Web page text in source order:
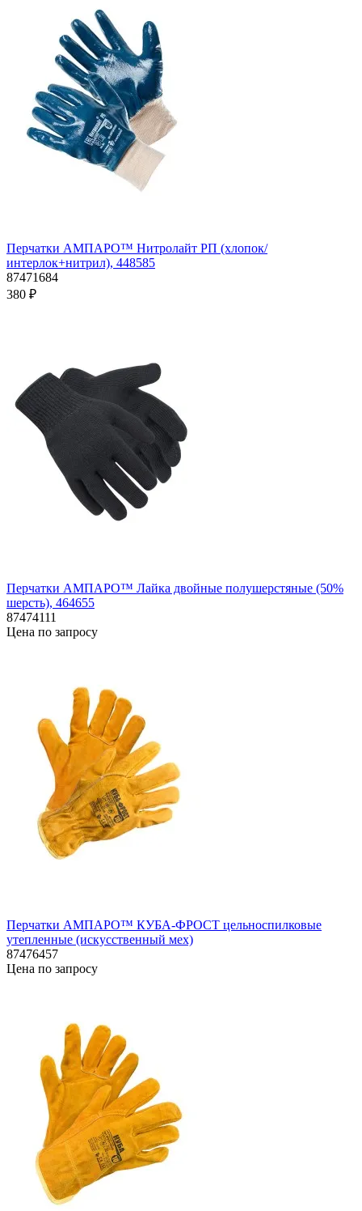
Перчатки АМПАРО™ Нитролайт РП (хлопок/
интерлок+нитрил), 448585
87471684
380 ₽
Перчатки АМПАРО™ Лайка двойные полушерстяные (50%
шерсть), 464655
87474111
Цена по запросу
Перчатки АМПАРО™ КУБА-ФРОСТ цельноспилковые
утепленные (искусственный мех)
87476457
Цена по запросу